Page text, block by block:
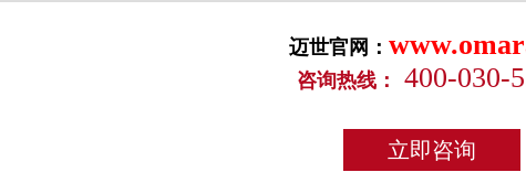
迈世官网：
咨询热线： 400-030-
立即咨询